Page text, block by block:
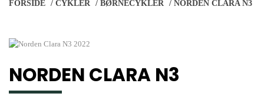
FORSIDE / CYKLER / BØRNECYKLER / NORDEN CLARA N3
NORDEN CLARA N3